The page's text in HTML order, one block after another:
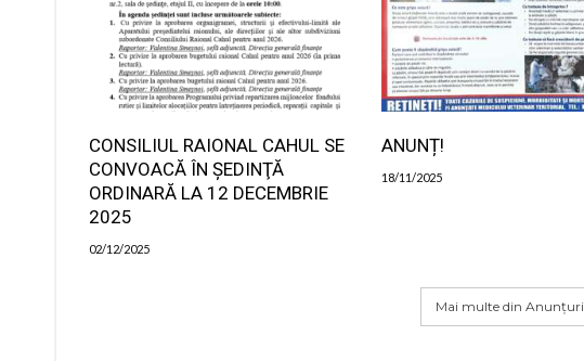
CONSILIUL RAIONAL CAHUL SE
CONVOACĂ ÎN ŞEDINŢĂ
ORDINARĂ LA 12 DECEMBRIE
2025
02/12/2025
ANUNȚ!
18/11/2025
Mai multe din Anunțuri